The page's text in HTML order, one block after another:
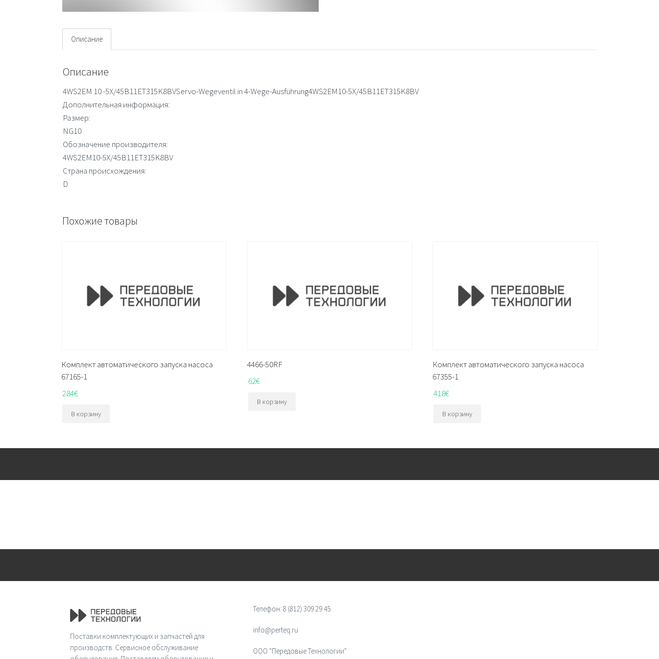
Описание
Описание
4WS2EM 10 -5X/45B11ET315K8BVServo-Wegeventil in 4-Wege-Ausführung4WS2EM10-5X/45B11ET315K8BV
Дополнительная информация:
Размер:
NG10
Обозначение производителя:
4WS2EM10-5X/45B11ET315K8BV
Страна происхождения:
D
Похожие товары
Комплект автоматического запуска насоса
67165-1
284€
В корзину
4466-50RF
62€
В корзину
Комплект автоматического запуска насоса
67355-1
418€
В корзину
Поставки комплектующих и запчастей для
производств. Сервисное обслуживание
Телефон: 8 (812) 309 29 45
info@perteq.ru
ООО "Передовые Технологии"